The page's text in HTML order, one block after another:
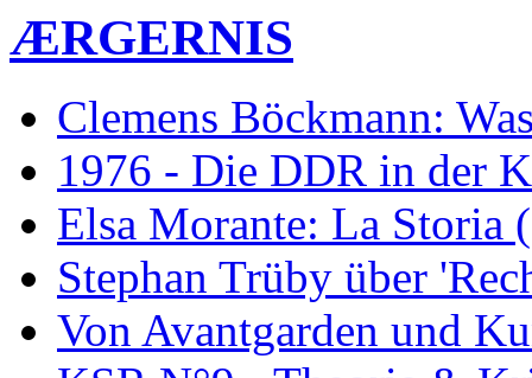
ÆRGERNIS
Clemens Böckmann:
1976 - Die DDR in der
Elsa Morante: La Storia
Stephan Trüby über
Von Avantgarden und